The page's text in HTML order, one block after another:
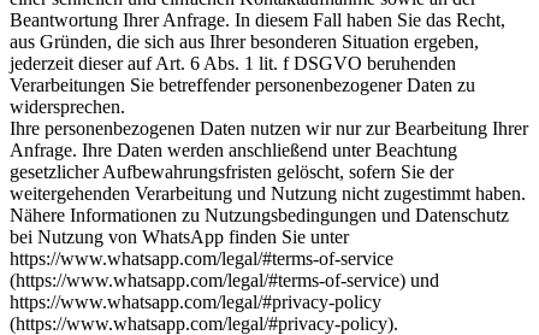
Beantwortung Ihrer Anfrage. In diesem Fall haben Sie das Recht,
aus Gründen, die sich aus Ihrer besonderen Situation ergeben,
jederzeit dieser auf Art. 6 Abs. 1 lit. f DSGVO beruhenden
Verarbeitungen Sie betreffender personenbezogener Daten zu
widersprechen.
Ihre personenbezogenen Daten nutzen wir nur zur Bearbeitung Ihrer
Anfrage. Ihre Daten werden anschließend unter Beachtung
gesetzlicher Aufbewahrungsfristen gelöscht, sofern Sie der
weitergehenden Verarbeitung und Nutzung nicht zugestimmt haben.
Nähere Informationen zu Nutzungsbedingungen und Datenschutz
bei Nutzung von WhatsApp finden Sie unter
https://www.whatsapp.com/legal/#terms-of-service
(https://www.whatsapp.com/legal/#terms-of-service) und
https://www.whatsapp.com/legal/#privacy-policy
(https://www.whatsapp.com/legal/#privacy-policy).